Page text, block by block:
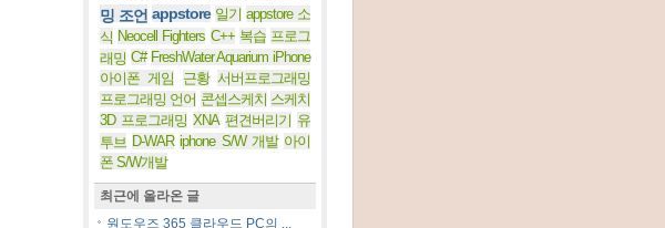
밍 조언 appstore 일기 appstore 소
식 Neocell Fighters C++ 복습 프로그
래밍 C# FreshWater Aquarium iPhone
아이폰 게임
근황 서버프로그래밍
프로그래밍 언어 콘셉스케치 스케치
3D 프로그래밍 XNA 편견버리기 유
투브 D-WAR iphone S/W 개발 아이
폰 S/W개발
최근에 올라온 글
원도우즈 365 클라우드 PC의 ...